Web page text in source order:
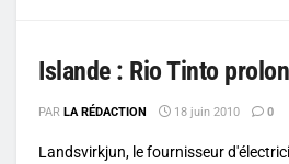
Islande : Rio Tinto
PAR LA RÉDACTION 18 juin 2010 0
Landsvirkjun, le fournisseur